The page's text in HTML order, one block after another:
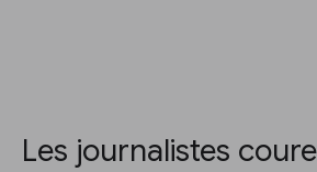
Les journalistes